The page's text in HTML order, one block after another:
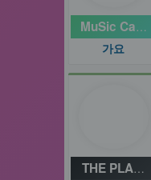
MuSic Cast
가요
THE